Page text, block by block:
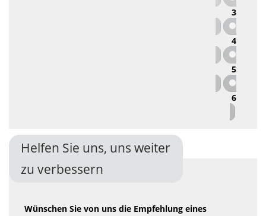
3
4
5
6
Helfen Sie uns, uns weiter
zu verbessern
Wünschen Sie von uns die Empfehlung eines